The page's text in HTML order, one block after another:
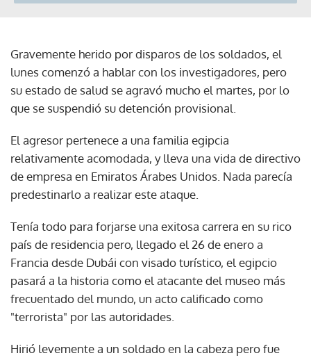
Gravemente herido por disparos de los soldados, el
lunes comenzó a hablar con los investigadores, pero
su estado de salud se agravó mucho el martes, por lo
que se suspendió su detención provisional.
El agresor pertenece a una familia egipcia
relativamente acomodada, y lleva una vida de directivo
de empresa en Emiratos Árabes Unidos. Nada parecía
predestinarlo a realizar este ataque.
Tenía todo para forjarse una exitosa carrera en su rico
país de residencia pero, llegado el 26 de enero a
Francia desde Dubái con visado turístico, el egipcio
pasará a la historia como el atacante del museo más
frecuentado del mundo, un acto calificado como
"terrorista" por las autoridades.
Hirió levemente a un soldado en la cabeza pero fue